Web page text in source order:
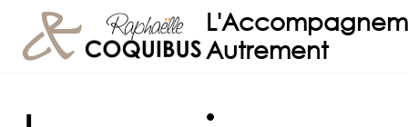
contenu
Autrement